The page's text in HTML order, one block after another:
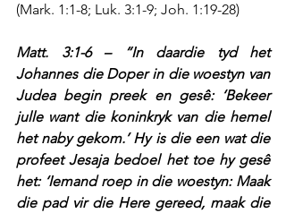
(Mark. 1:1-8; Luk. 3:1-9; Joh. 1:19-28)
Matt. 3:1-6 – “In daardie tyd het
Johannes die Doper in die woestyn van
Judea begin preek en gesê: ‘Bekeer
julle want die koninkryk van die hemel
het naby gekom.’ Hy is die een wat die
profeet Jesaja bedoel het toe hy gesê
het: ‘Iemand roep in die woestyn: Maak
die pad vir die Here gereed, maak die